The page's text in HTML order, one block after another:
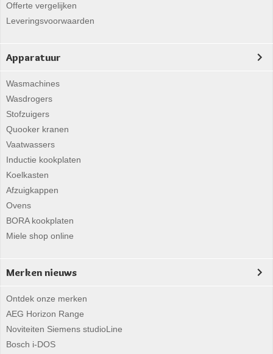
Offerte vergelijken
Leveringsvoorwaarden
Apparatuur
Wasmachines
Wasdrogers
Stofzuigers
Quooker kranen
Vaatwassers
Inductie kookplaten
Koelkasten
Afzuigkappen
Ovens
BORA kookplaten
Miele shop online
Merken nieuws
Ontdek onze merken
AEG Horizon Range
Noviteiten Siemens studioLine
Bosch i-DOS